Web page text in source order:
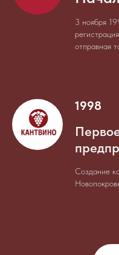
3 ноября
отправная
1998
Создание